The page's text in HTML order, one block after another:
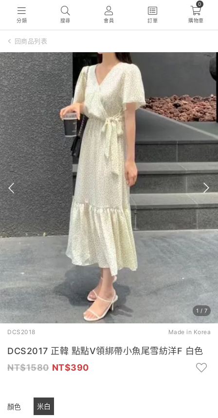
分類 搜尋 會員 訂單
0
購物車
回商品列表
1 / 7
DCS2018 Made in Korea
DCS2017 正韓 點點V領綁帶小魚尾雪紡洋F 白色
1580
390
顏色 米白